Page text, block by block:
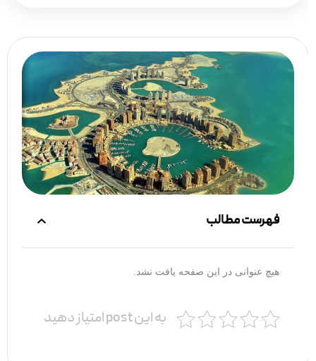
فهرست مطالب
هیچ عنوانی در این صفحه یافت نشد.
به این post امتیاز دهید